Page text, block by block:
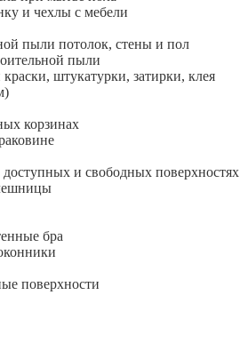
и чехлы с мебели
пыли потолок, стены и пол
пыли
штукатурки, затирки, клея
корзинах
и свободных поверхностях
бра
поверхности